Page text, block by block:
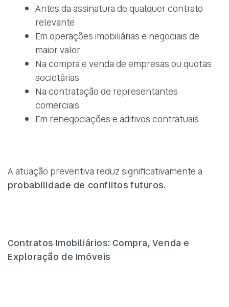
Antes da assinatura de qualquer contrato
relevante
Em operações imobiliárias e negociais de
maior valor
Na compra e venda de empresas ou quotas
societárias
Na contratação de representantes
comerciais
Em renegociações e aditivos contratuais
A atuação preventiva reduz significativamente a
probabilidade de conflitos futuros.
Contratos Imobiliários: Compra, Venda e
Exploração de Imóveis